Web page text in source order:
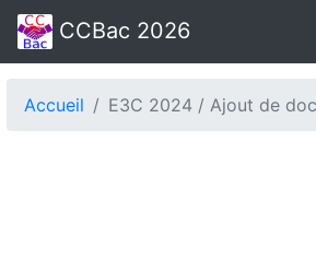
CCBac 2026
Accueil E3C 2024 / Ajout de